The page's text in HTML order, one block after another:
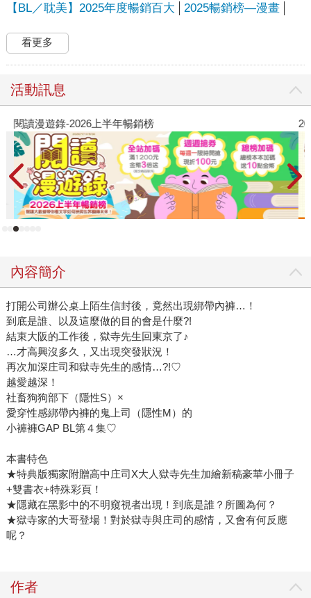
【BL／耽美】2025年度暢銷百大 2025暢銷榜—漫畫
看更多
活動訊息
閱讀漫遊錄-2026上半年暢銷榜
內容簡介
打開公司辦公桌上陌生信封後，竟然出現綁帶內褲…！
到底是誰、以及這麼做的目的會是什麼?!
結束大阪的工作後，獄寺先生回東京了♪
…才高興沒多久，又出現突發狀況！
再次加深庄司和獄寺先生的感情…?!♡
越愛越深！
社畜狗狗部下（隱性S）×
愛穿性感綁帶內褲的鬼上司（隱性M）的
小褲褲GAP BL第４集♡
本書特色
★特典版獨家附贈高中庄司X大人獄寺先生加繪新稿豪華小冊子
+雙書衣+特殊彩頁！
★隱藏在黑影中的不明窺視者出現！到底是誰？所圖為何？
★獄寺家的大哥登場！對於獄寺與庄司的感情，又會有何反應
呢？
作者